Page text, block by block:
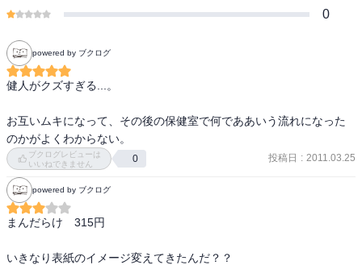
0
powered by ブクログ
健人がクズすぎる...。
お互いムキになって、その後の保健室で何でああいう流れになった
のかがよくわからない。
ブクログレビューは
いいねできません
0 投稿日 : 2011.03.25
powered by ブクログ
まんだらけ　315円
いきなり表紙のイメージ変えてきたんだ？？